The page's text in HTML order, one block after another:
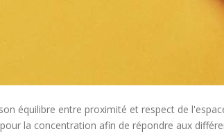
équilibre entre proximité et respect de
la concentration afin de répondre aux